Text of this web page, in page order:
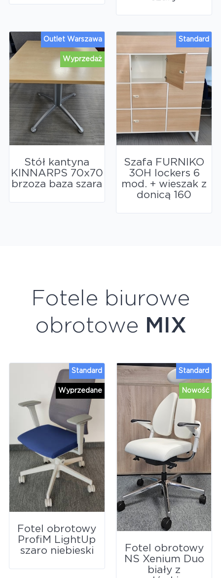
Wyprzedaż
Outlet Warszawa
Stół kantyna
KINNARPS 70x70
brzoza baza szara
Standard
Szafa FURNIKO
3OH lockers 6
mod. + wieszak z
donicą 160
Fotele biurowe
obrotowe MIX
Wyprzedane
Standard
Fotel obrotowy
ProfiM LightUp
szaro niebieski
Nowość
Standard
Fotel obrotowy
NS Xenium Duo
biały z